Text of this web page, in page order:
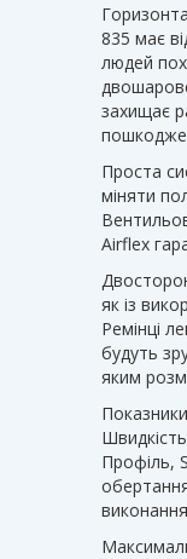
835 має
людей
захищає
Проста
міняти
Airflex
як із
Ремінці
будуть
яким
Профіль,